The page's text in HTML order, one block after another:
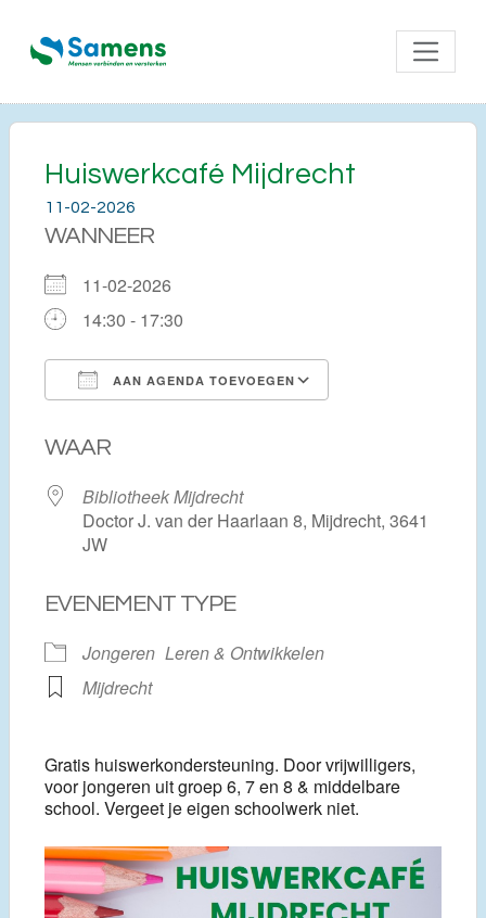
Huiswerkcafé Mijdrecht
11-02-2026
WANNEER
11-02-2026
14:30 - 17:30
AAN AGENDA TOEVOEGEN
WAAR
Bibliotheek Mijdrecht
Doctor J. van der Haarlaan 8, Mijdrecht, 3641
JW
EVENEMENT TYPE
Jongeren Leren & Ontwikkelen
Mijdrecht
Gratis huiswerkondersteuning. Door vrijwilligers,
voor jongeren uit groep 6, 7 en 8 & middelbare
school. Vergeet je eigen schoolwerk niet.